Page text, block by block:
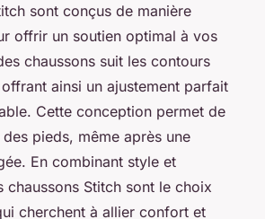
sont conçus de manière
offrir un soutien optimal à vos
chaussons suit les contours
ainsi un ajustement parfait
Cette conception permet de
pieds, même après une
En combinant style et
chaussons Stitch sont le choix
cherchent à allier confort et